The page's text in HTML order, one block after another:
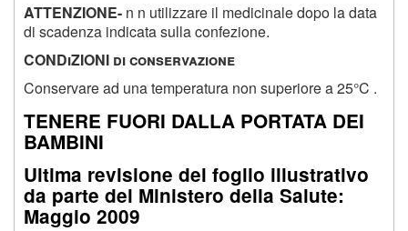
ATTENZIONE- n n utilizzare il medicinale dopo la data
di scadenza indicata sulla confezione.
CONDiZIONI di conservazione
Conservare ad una temperatura non superiore a 25°C .
TENERE FUORI DALLA PORTATA DEI
BAMBINI
Ultima revisione del foglio illustrativo
da parte del Ministero della Salute:
Maggio 2009